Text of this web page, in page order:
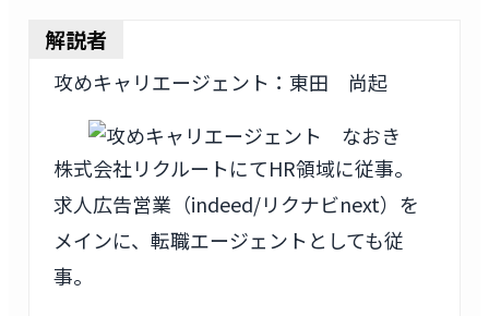
解説者
攻めキャリエージェント：東田 尚起
株式会社リクルートにてHR領域に従事。
求人広告営業（indeed/リクナビnext）を
メインに、転職エージェントとしても従
事。